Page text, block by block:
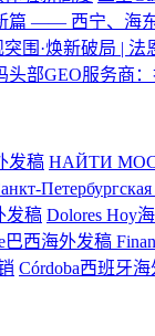
篇 —— 西宁、海
突围·焕新破局 |
头部GEO服务商
发稿 НАЙТИ
发稿 Dolores Hoy
巴西海外发稿
Córdoba西班牙